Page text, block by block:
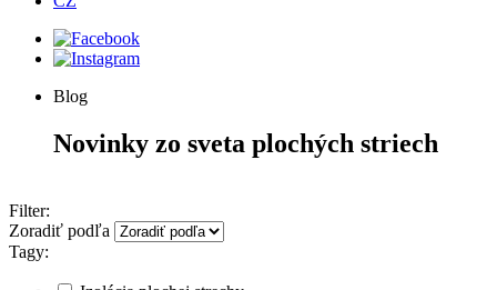
Blog
Novinky zo sveta plochých striech
Filter:
Zoradiť podľa
Tagy: